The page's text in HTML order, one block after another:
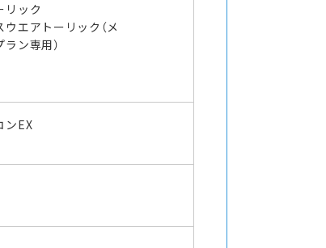
リック
ウエアトーリック（メ
ラン専用）
ンEX